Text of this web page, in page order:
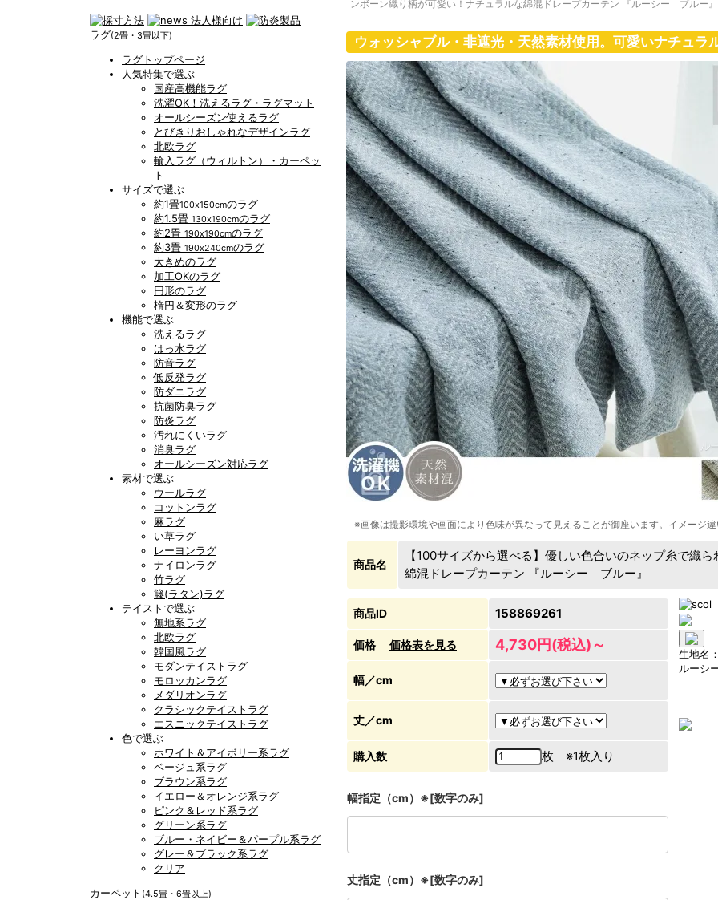
ラグ(2畳・3畳以下)
ラグトップページ
人気特集で選ぶ
国産高機能ラグ
洗濯OK！洗えるラグ・ラグマット
オールシーズン使えるラグ
とびきりおしゃれなデザインラグ
北欧ラグ
輸入ラグ（ウィルトン）・カーペッ
ト
サイズで選ぶ
約1畳100x150cmのラグ
約1.5畳 130x190cmのラグ
約2畳 190x190cmのラグ
約3畳 190x240cmのラグ
大きめのラグ
加工OKのラグ
円形のラグ
楕円＆変形のラグ
機能で選ぶ
洗えるラグ
はっ水ラグ
防音ラグ
低反発ラグ
防ダニラグ
抗菌防臭ラグ
防炎ラグ
汚れにくいラグ
消臭ラグ
オールシーズン対応ラグ
素材で選ぶ
ウールラグ
コットンラグ
麻ラグ
い草ラグ
レーヨンラグ
ナイロンラグ
竹ラグ
籐(ラタン)ラグ
テイストで選ぶ
無地系ラグ
北欧ラグ
韓国風ラグ
モダンテイストラグ
モロッカンラグ
メダリオンラグ
クラシックテイストラグ
エスニックテイストラグ
色で選ぶ
ホワイト＆アイボリー系ラグ
ベージュ系ラグ
ブラウン系ラグ
イエロー＆オレンジ系ラグ
ピンク＆レッド系ラグ
グリーン系ラグ
ブルー・ネイビー＆パープル系ラグ
グレー＆ブラック系ラグ
クリア
カーペット (4.5畳・6畳以上)
ンボーン織り柄が可愛い！ナチュラルな綿混ドレープカーテン 『ルーシー ブルー』
ウォッシャブル・非遮光・天然素材使用。可愛いナチュラ
※画像は撮影環境や画面により色味が異なって見えることが御座います。イメージ
商品名
【100サイズから選べる】優しい色合いのネップ糸で織
綿混ドレープカーテン 『ルーシー ブルー』
商品ID 158869261
価格 価格表を見る 4,730円(税込)～
幅／cm
丈／cm
購入数 枚 ※1枚入り
幅指定（cm）※[数字のみ]
丈指定（cm）※[数字のみ]
生地名：
ルーシ